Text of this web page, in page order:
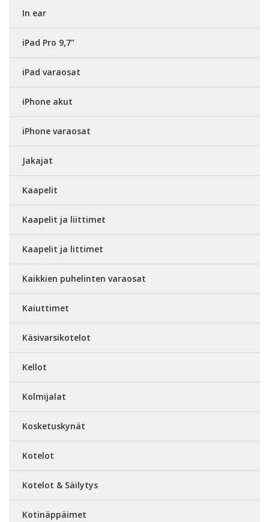
In ear
iPad Pro 9,7"
iPad varaosat
iPhone akut
iPhone varaosat
Jakajat
Kaapelit
Kaapelit ja liittimet
Kaapelit ja littimet
Kaikkien puhelinten varaosat
Kaiuttimet
Käsivarsikotelot
Kellot
Kolmijalat
Kosketuskynät
Kotelot
Kotelot & Säilytys
Kotinäppäimet